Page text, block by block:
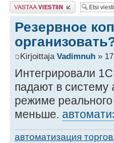
Lähetä vastaus
Резервное
Kirjoittaja Vadimnuh »
Интегрировали
падают в систему
режиме
меньше.
автоматизация